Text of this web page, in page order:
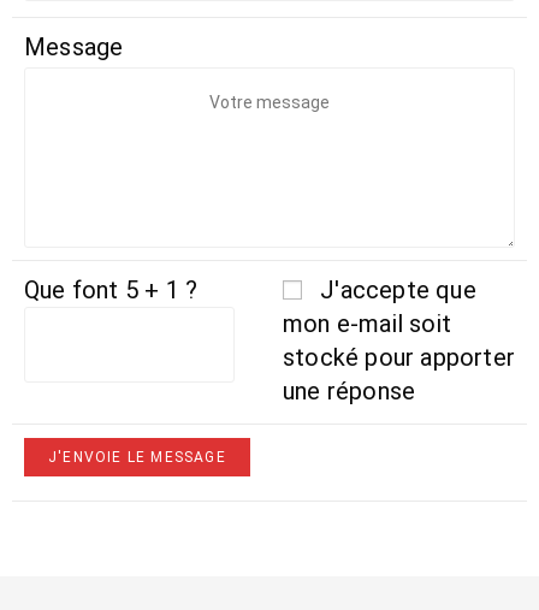
Message
Que font 5 + 1 ?
J'accepte que
mon e-mail soit
stocké pour apporter
une réponse